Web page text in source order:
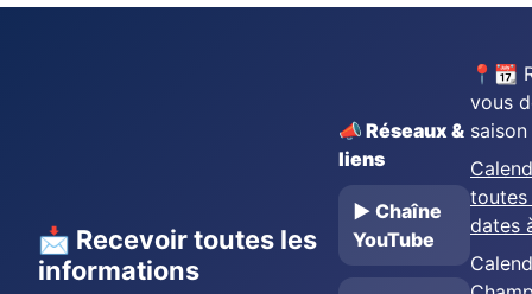
📩 Recevoir toutes les
informations
📣 Réseaux &
liens
▶️ Chaîne
YouTube
📍📆
vous
saison
toutes
dates